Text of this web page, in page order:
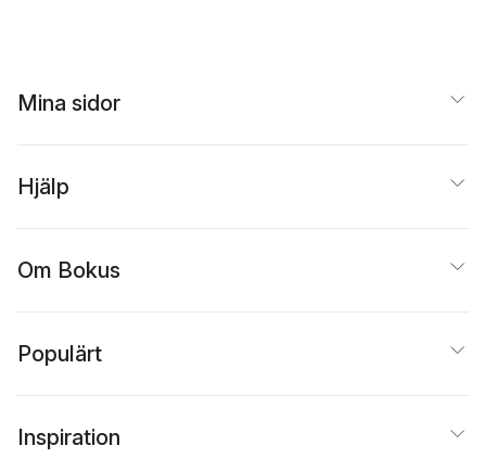
Mina sidor
Hjälp
Om Bokus
Populärt
Inspiration